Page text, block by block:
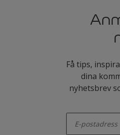
Få tips,
dina
nyhetsbrev